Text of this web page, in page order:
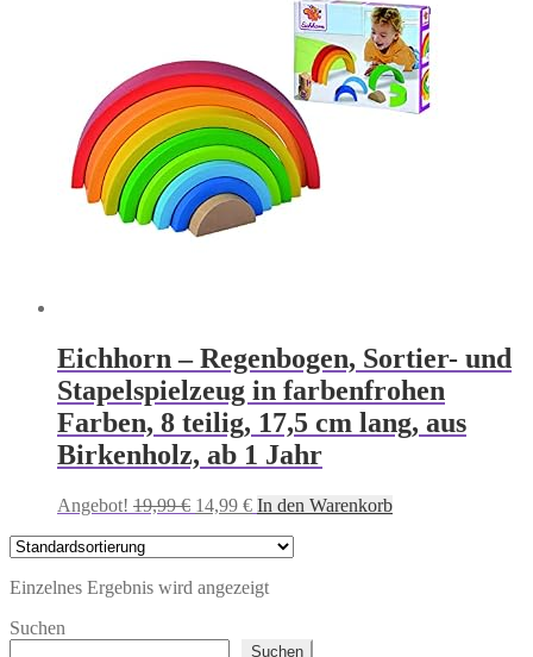
Eichhorn – Regenbogen, Sortier- und
Stapelspielzeug in farbenfrohen
Farben, 8 teilig, 17,5 cm lang, aus
Birkenholz, ab 1 Jahr
Angebot! 19,99€ Ursprünglicher
14,99 €Aktueller
In den Warenkorb
Einzelnes Ergebnis wird angezeigt
Suchen
Suchen